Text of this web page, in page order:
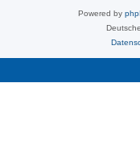
Powered by